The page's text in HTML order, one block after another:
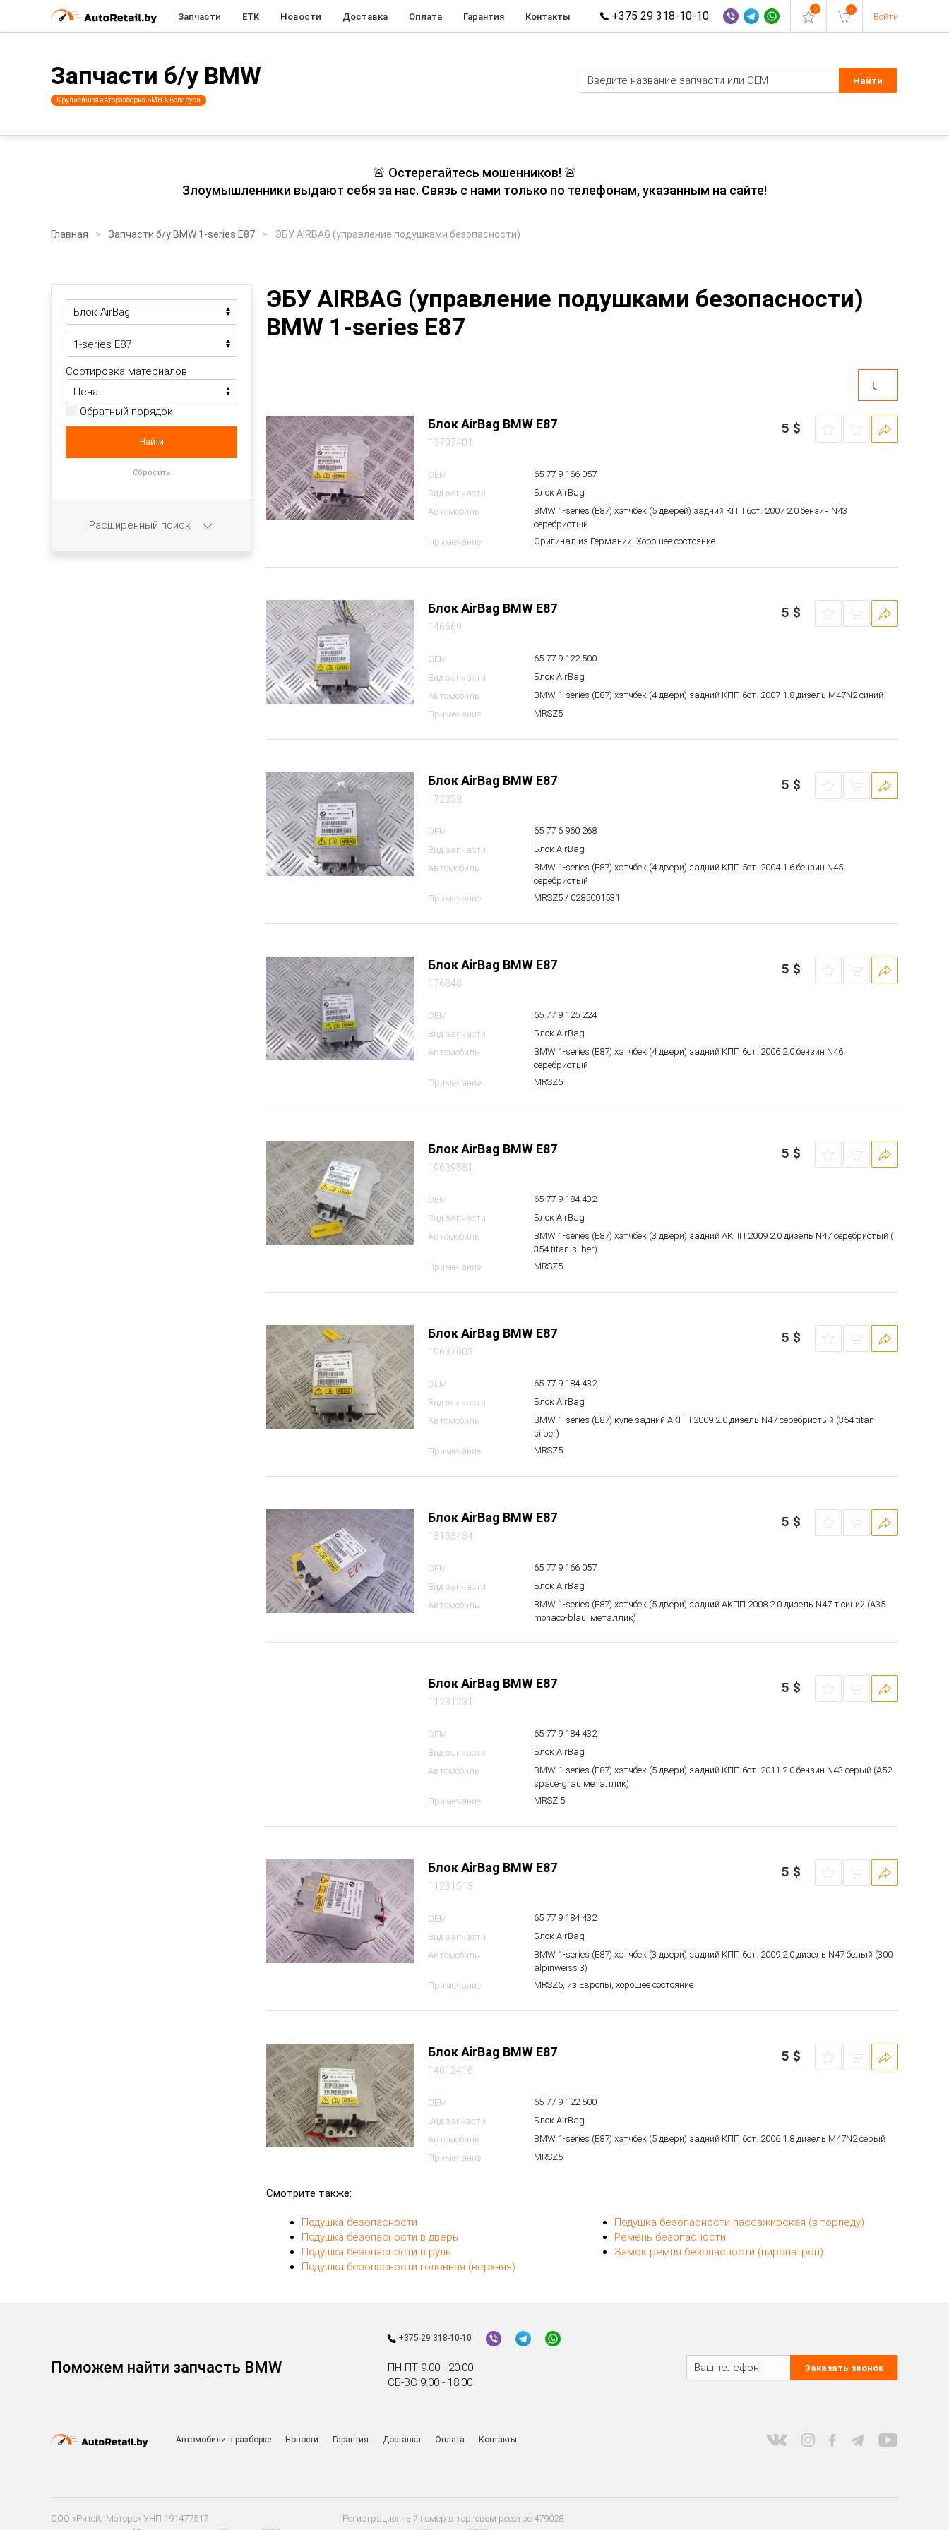
Запчасти ETK Новости Доставка Оплата Гарантия Контакты +375 29 318-10-10 0 0
Войти
Запчасти б/у BMW
Крупнейшая авторазборка БМВ в Беларуси
🚨 Остерегайтесь мошенников! 🚨
Злоумышленники выдают себя за нас. Связь с нами только по телефонам, указанным на сайте!
Главная Запчасти б/у BMW 1-series E87 ЭБУ AIRBAG (управление подушками безопасности)
ЭБУ AIRBAG (управление подушками безопасности)
BMW 1-series E87
Блок AirBag BMW E87
13797401
5 $
OEM
65 77 9 166 057
Вид запчасти
Блок AirBag
Автомобиль
BMW 1-series (E87) хэтчбек (5 дверей) задний КПП 6ст. 2007 2.0 бензин N43
серебристый
Примечание
Оригинал из Германии. Хорошее состояние
Блок AirBag BMW E87
146669
5 $
OEM
65 77 9 122 500
Вид запчасти
Блок AirBag
Автомобиль
BMW 1-series (E87) хэтчбек (4 двери) задний КПП 6ст. 2007 1.8 дизель M47N2 синий
Примечание
MRSZ5
Блок AirBag BMW E87
172353
5 $
OEM
65 77 6 960 268
Вид запчасти
Блок AirBag
Автомобиль
BMW 1-series (E87) хэтчбек (4 двери) задний КПП 5ст. 2004 1.6 бензин N45
серебристый
Примечание
MRSZ5 / 0285001531
Блок AirBag BMW E87
176848
5 $
OEM
65 77 9 125 224
Вид запчасти
Блок AirBag
Автомобиль
BMW 1-series (E87) хэтчбек (4 двери) задний КПП 6ст. 2006 2.0 бензин N46
серебристый
Примечание
MRSZ5
Блок AirBag BMW E87
19639581
5 $
OEM
65 77 9 184 432
Вид запчасти
Блок AirBag
Автомобиль
BMW 1-series (E87) хэтчбек (3 двери) задний АКПП 2009 2.0 дизель N47 серебристый (
354 titan-silber)
Примечание
MRSZ5
Блок AirBag BMW E87
19637003
5 $
OEM
65 77 9 184 432
Вид запчасти
Блок AirBag
Автомобиль
BMW 1-series (E87) купе задний АКПП 2009 2.0 дизель N47 серебристый (354 titan-
silber)
Примечание
MRSZ5
Блок AirBag BMW E87
13133434
5 $
OEM
65 77 9 166 057
Вид запчасти
Блок AirBag
Автомобиль
BMW 1-series (E87) хэтчбек (5 двери) задний АКПП 2008 2.0 дизель N47 т.синий (A35
monaco-blau, металлик)
Блок AirBag BMW E87
11231231
5 $
OEM
65 77 9 184 432
Вид запчасти
Блок AirBag
Автомобиль
BMW 1-series (E87) хэтчбек (5 двери) задний КПП 6ст. 2011 2.0 бензин N43 серый (A52
space-grau металлик)
Примечание
MRSZ 5
Блок AirBag BMW E87
11231513
5 $
OEM
65 77 9 184 432
Вид запчасти
Блок AirBag
Автомобиль
BMW 1-series (E87) хэтчбек (3 двери) задний КПП 6ст. 2009 2.0 дизель N47 белый (300
alpinweiss 3)
Примечание
MRSZ5, из Европы, хорошее состояние
Блок AirBag BMW E87
14013416
5 $
OEM
65 77 9 122 500
Вид запчасти
Блок AirBag
Автомобиль
BMW 1-series (E87) хэтчбек (5 двери) задний КПП 6ст. 2006 1.8 дизель M47N2 серый
Примечание
MRSZ5
Смотрите также:
Подушка безопасности
Подушка безопасности в дверь
Подушка безопасности в руль
Подушка безопасности головная (верхняя)
Подушка безопасности пассажирская (в торпеду)
Ремень безопасности
Замок ремня безопасности (пиропатрон)
Сортировка материалов
Обратный порядок
Расширенный поиск
Поможем найти запчасть BMW
+375 29 318-10-10
ПН-ПТ 9:00 - 20:00
СБ-ВС 9:00 - 18:00
Заказать звонок
Автомобили в разборке Новости Гарантия Доставка Оплата Контакты
ООО «РитейлМоторс» УНП 191477517
Регистрационный номер в торговом реестре 479028